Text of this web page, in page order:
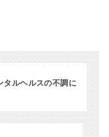
タルヘルスの不調に